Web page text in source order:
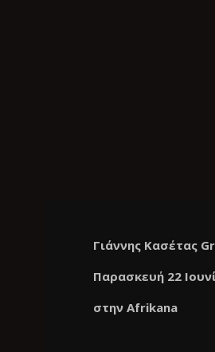
Γιάννης Κασέτας
Παρασκευή 22
στην Afrikana